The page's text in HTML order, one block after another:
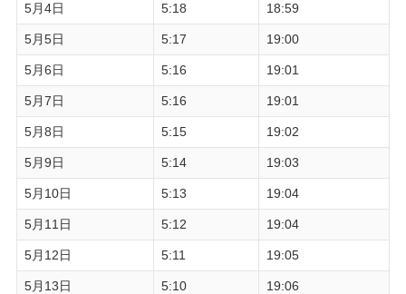
5月4日 5:18 18:59
5月5日 5:17 19:00
5月6日 5:16 19:01
5月7日 5:16 19:01
5月8日 5:15 19:02
5月9日 5:14 19:03
5月10日 5:13 19:04
5月11日 5:12 19:04
5月12日 5:11 19:05
5月13日 5:10 19:06